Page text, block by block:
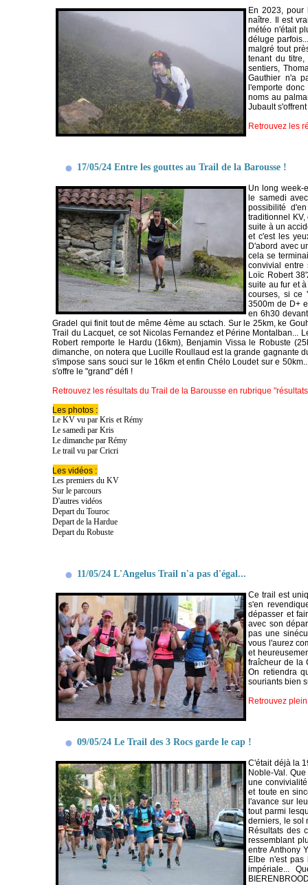
En 2023, pour
naître. Il est
météo n'était
déluge
malgré tout
tenant du
sentiers,
Gauthier n'a
l'emporte
noms au
Jubault
Retrouvez les
17/05/24 Entre les gouttes au Trail de la Barousse !
Un long week-
le samedi
possibilité
traditionnel
suite à un
et c'est les
D'abord avec
cela se
convivial entre
Loïc Robert
suite au fur et
courses, si ce
3500m de D+
en 6h30
Gradel qui finit tout de même 4ème au sctach. Sur le 25km, ke
Trail du Lacquet, ce sot Nicolas Fernandez et Périne Montalban...
Robert remporte le Hardu (16km), Benjamin Vissa le Robuste
dimanche, on notera que Lucille Roullaud est la grande gagnante
s'impose sans souci sur le 16km et enfin Chélo Loudet sur e
s'offre le "grand" défi !
Retrouvez les résultats du Trail de la Barousse en rubrique
Les photos :
Le KV vu par Kris et Rémy
Le samedi par Kris
Le dimanche par Rémy
Le trail vu par Cricri
Les vidéos :
Les premiers du KV
Sur le parcours
D'autres vidéos
Depart du Touroc
Depart de la Hardue
Depart du Robuste
11/05/24 L'Angelus Trail n'a pas d'égal...
Ce trail est
s'en
dépasser et
avec son
pas une
vous l'aurez
et
fraîcheur de la
On retiendra
souriants bien
Retrouvez
09/05/24 Le Trail des 3 Rocs garde le cap !
C'était déjà la
Noble-Val.
une
et toute en
l'avance sur
tout parmi
derniers, le sol
Résultats des
ressemblant
entre Anthony
Elbe n'est
impériale...